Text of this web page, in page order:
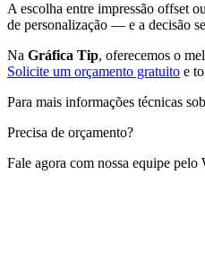
A escolha entre impressão offset
de personalização — e a decisão
Na Gráfica Tip, oferecemos o
Solicite um orçamento gratuito e
Para mais informações técnicas
Precisa de orçamento?
Fale agora com nossa equipe pelo